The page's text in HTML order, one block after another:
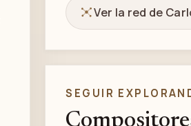
Ver la red de
SEGUIR